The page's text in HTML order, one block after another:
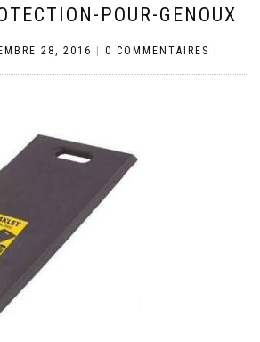
POUR-GENOUX
28, 2016 0 COMMENTAIRES